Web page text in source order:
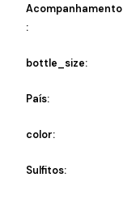
Acompanhamento
:
bottle_size:
País:
color:
Sulfitos: